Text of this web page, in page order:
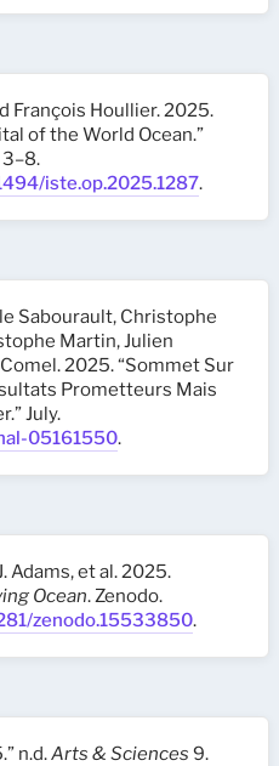
François Houllier. 2025.
of the World Ocean.”
3–8.
iste.op.2025.1287.
Sabourault, Christophe
Martin, Julien
2025. “Sommet Sur
Prometteurs Mais
July.
05161550.
Adams, et al. 2025.
Ocean. Zenodo.
zenodo.15533850.
n.d.Arts & Sciences 9.